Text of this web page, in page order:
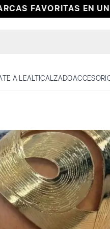
FAVORITAS EN UN
A LEALTICALZADO